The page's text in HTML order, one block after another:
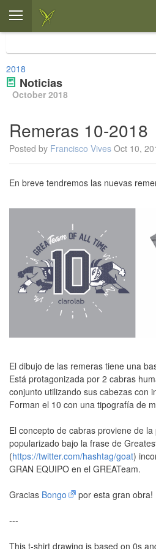
2018
Noticias
October 2018
Remeras 10-2018
Posted by Francisco Vives Oct 10,
En breve tendremos las nuevas
El dibujo de las remeras tiene una
Está protagonizada por 2 cabras
conjunto utilizando sus cabezas con
Forman el 10 con una tipografía de
El concepto de cabras proviene de
popularizado bajo la frase de
(https://twitter.com/hashtag/goat)
GRAN EQUIPO en el GREATeam.
Gracias Bongo por esta gran obra!
---
This t-shirt drawing is based on 0s